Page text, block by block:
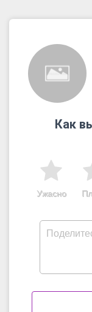
Как
Ужасно